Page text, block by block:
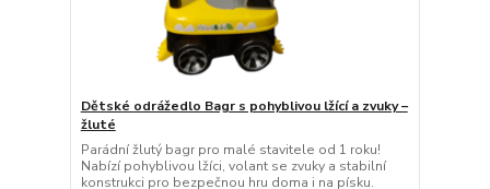
Dětské odrážedlo Bagr s pohyblivou lžící a zvuky –
žluté
Parádní žlutý bagr pro malé stavitele od 1 roku!
Nabízí pohyblivou lžíci, volant se zvuky a stabilní
konstrukci pro bezpečnou hru doma i na písku.